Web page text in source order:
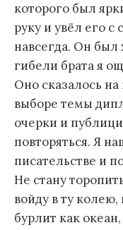
которого был
руку и увёл его
навсегда. Он
гибели брата я
Оно сказалось
выборе темы
очерки и
повторяться. Я
писательстве и
Не стану
войду в ту колею,
бурлит как